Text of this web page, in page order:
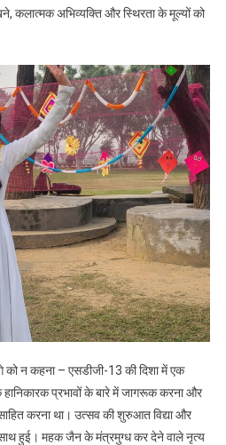
कलात्मक अभिव्यक्ति और स्थिरता के मूल्यों को
को न कहना – एसडीजी-13 की दिशा में एक
प्रभावों के बारे में जागरूक करना और
करना था। उत्सव की शुरुआत विद्या और
साथ हुई। महक जैन के मंत्रमुग्ध कर देने वाले नृत्य